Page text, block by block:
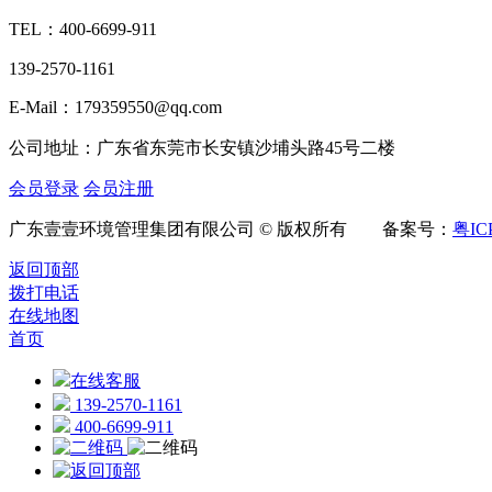
TEL： 400-6699-911
139-2570-1161
E-Mail：179359550@qq.com
公司地址：广东省东莞市长安镇沙埔头路45号二楼
会员登录 会员注册
广东壹壹环境管理集团有限公司 © 版权所有 备案号： 粤
返回顶部
拨打电话
在线地图
首页
在线客服
139-2570-1161
400-6699-911